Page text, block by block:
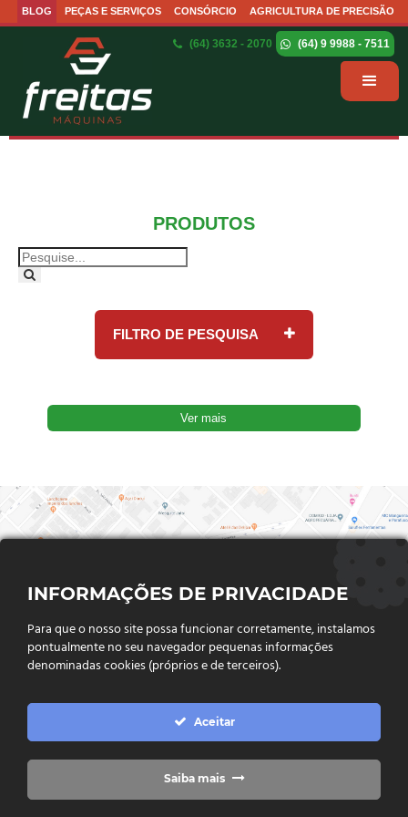
BLOG PEÇAS E SERVIÇOS CONSÓRCIO AGRICULTURA DE PRECISÃO
(64) 3632 - 2070 (64) 9 9988 - 7511
PRODUTOS
FILTRO DE PESQUISA
Ver mais
FALE CONOSCO
Endereço:Rua Said Abdalla, Nº 310, Jardim Rio Claro. CEP
75802-035, Jataí - GO
(64) 3632 - 2070
INFORMAÇÕES DE PRIVACIDADE
Para que o nosso site possa funcionar corretamente, instalamos
pontualmente no seu navegador pequenas informações
denominadas cookies (próprios e de terceiros).
Aceitar
Saiba mais